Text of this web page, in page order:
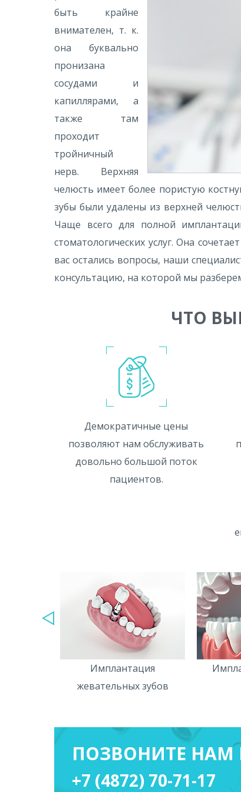
быть крайне
внимателен, т. к.
она буквально
пронизана
сосудами и
капиллярами, а
также там
проходит
тройничный
нерв. Верхняя
челюсть имеет более пористую
зубы были удалены из верхней
Чаще всего для полной
стоматологических услуг. Она
вас остались вопросы, наши
консультацию, на которой мы
ЧТО
Демократичные цены
позволяют нам обслуживать
довольно большой поток
пациентов.
Имплантация
жевательных зубов
ПОЗВОНИТЕ НАМ
+7 (4872) 70-71-17